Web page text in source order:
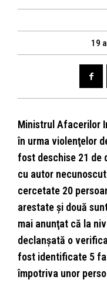
19
Ministrul Afacerilor
în urma violenţelor
fost deschise 21 de
cu autor
cercetate 20
arestate şi două
mai anunţat că la
declanşată o
fost identificate 5
împotriva unor